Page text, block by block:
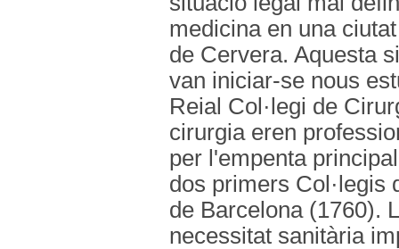
medicina en una
de Cervera. Aquesta
van iniciar-se nous
Reial Col·legi de
cirurgia eren
per l'empenta
dos primers Col·legis
de Barcelona (1760).
necessitat sanitària